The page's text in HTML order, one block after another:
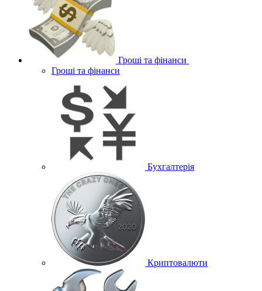
Гроші та фінанси
Гроші та фінанси
Бухгалтерія
Криптовалюти